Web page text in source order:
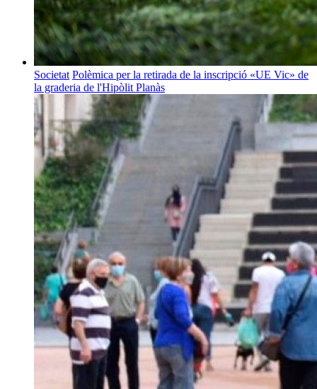
Societat Polèmica per la retirada de la inscripció «UE Vic» de
la graderia de l'Hipòlit Planàs